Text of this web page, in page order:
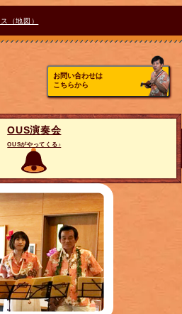
（地図）
お問い合わせは
こちらから
OUS演奏会
OUSがやってくる♪